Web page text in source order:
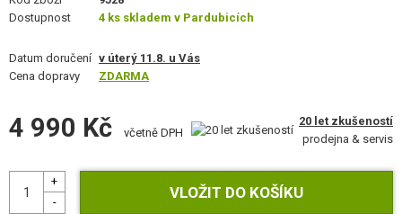
SLEVY, AKCE
Dostupnost
4 ks skladem v Pardubicích
Datum doručení v úterý 11.8. u Vás
Cena dopravy
ZDARMA
4 990 Kč včetně DPH
20 let zkušeností
prodejna & servis